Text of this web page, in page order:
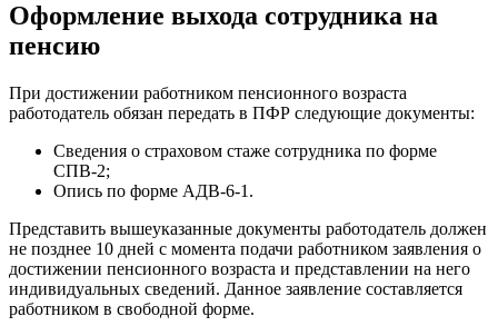
Оформление выхода сотрудника на
пенсию
При достижении работником пенсионного возраста
работодатель обязан передать в ПФР следующие документы:
Сведения о страховом стаже сотрудника по форме
СПВ-2;
Опись по форме АДВ-6-1.
Представить вышеуказанные документы работодатель должен
не позднее 10 дней с момента подачи работником заявления о
достижении пенсионного возраста и представлении на него
индивидуальных сведений. Данное заявление составляется
работником в свободной форме.